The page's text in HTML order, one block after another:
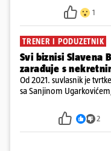
ispitali i poslali u istražni
1
TRENER I PODUZETNIK
Svi biznisi Slavena
zarađuje s
Od 2021. suvlasnik je
sa Sanjinom
poslovanje
2